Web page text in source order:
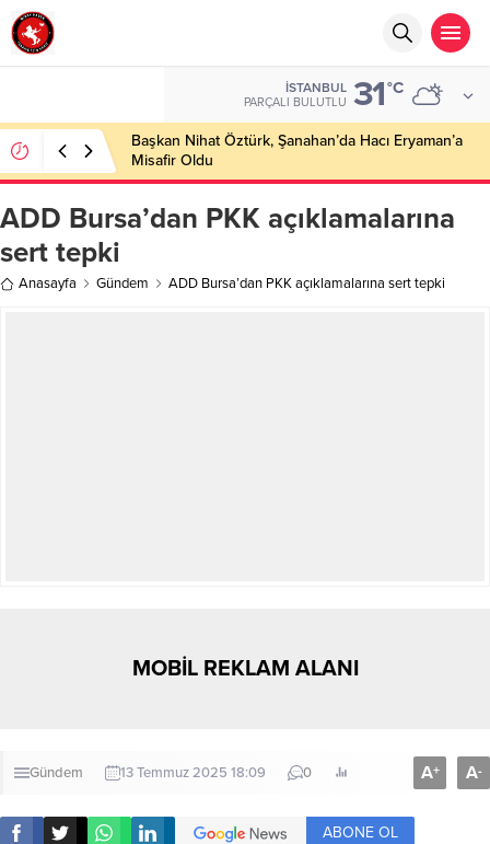
İSTANBUL
PARÇALI BULUTLU 31°C
Başkan Nihat Öztürk, Şanahan’da Hacı Eryaman’a
Misafir Oldu
ADD Bursa’dan PKK açıklamalarına
sert tepki
Anasayfa Gündem ADD Bursa’dan PKK açıklamalarına sert tepki
MOBİL REKLAM ALANI
Gündem 13 Temmuz 2025 18:09 0 A+ A-
ABONE OL